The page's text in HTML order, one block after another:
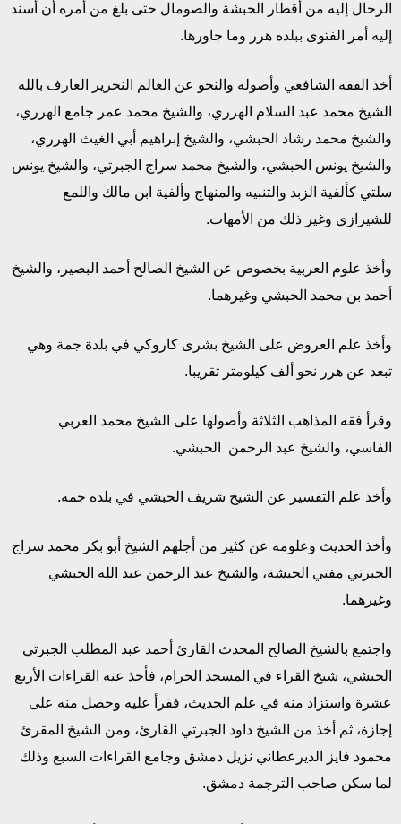
الرحال إليه من أقطار الحبشة والصومال حتى بلغ من أمره أن أسند
إليه أمر الفتوى ببلده هرر وما جاورها.
أخذ الفقه الشافعي وأصوله والنحو عن العالم النحرير العارف بالله
الشيخ محمد عبد السلام الهرري، والشيخ محمد عمر جامع الهرري،
والشيخ محمد رشاد الحبشي، والشيخ إبراهيم أبي الغيث الهرري،
والشيخ يونس الحبشي، والشيخ محمد سراج الجبرتي، والشيخ يونس
سلتي كألفية الزبد والتنبيه والمنهاج وألفية ابن مالك واللمع
للشيرازي وغير ذلك من الأمهات.
وأخذ علوم العربية بخصوص عن الشيخ الصالح أحمد البصير، والشيخ
أحمد بن محمد الحبشي وغيرهما.
وأخذ علم العروض على الشيخ بشرى كاروكي في بلدة جمة وهي
تبعد عن هرر نحو ألف كيلومتر تقريبا.
وقرأ فقه المذاهب الثلاثة وأصولها على الشيخ محمد العربي
الفاسي، والشيخ عبد الرحمن الحبشي.
وأخذ علم التفسير عن الشيخ شريف الحبشي في بلده جمه.
وأخذ الحديث وعلومه عن كثير من أجلهم الشيخ أبو بكر محمد سراج
الجبرتي مفتي الحبشة، والشيخ عبد الرحمن عبد الله الحبشي
وغيرهما.
واجتمع بالشيخ الصالح المحدث القارئ أحمد عبد المطلب الجبرتي
الحبشي، شيخ القراء في المسجد الحرام، فأخذ عنه القراءات الأربع
عشرة واستزاد منه في علم الحديث، فقرأ عليه وحصل منه على
إجازة، ثم أخذ من الشيخ داود الجبرتي القارئ، ومن الشيخ المقرئ
محمود فايز الديرعطاني نزيل دمشق وجامع القراءات السبع وذلك
لما سكن صاحب الترجمة دمشق.